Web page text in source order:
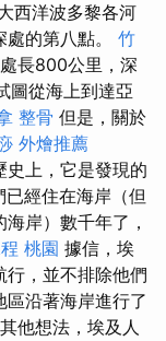
西洋波多黎各河
的第八點。 竹
長800公里，深
圖從海上到達亞
整骨 但是，關於
外燴推薦
史上，它是發現的
已經住在海岸（但
岸）數千年了，
桃園 據信，埃
行，並不排除他們
沿著海岸進行了
他想法，埃及人